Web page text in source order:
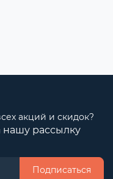
акций и скидок?
рассылку
Подписаться